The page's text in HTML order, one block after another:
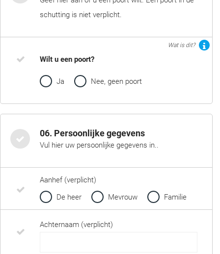
schutting is niet verplicht.
Wat is dit?
Wilt u een poort?
Ja Nee, geen poort
06. Persoonlijke gegevens
Vul hier uw persoonlijke gegevens in..
Aanhef (verplicht)
De heer
Mevrouw Familie
Achternaam (verplicht)